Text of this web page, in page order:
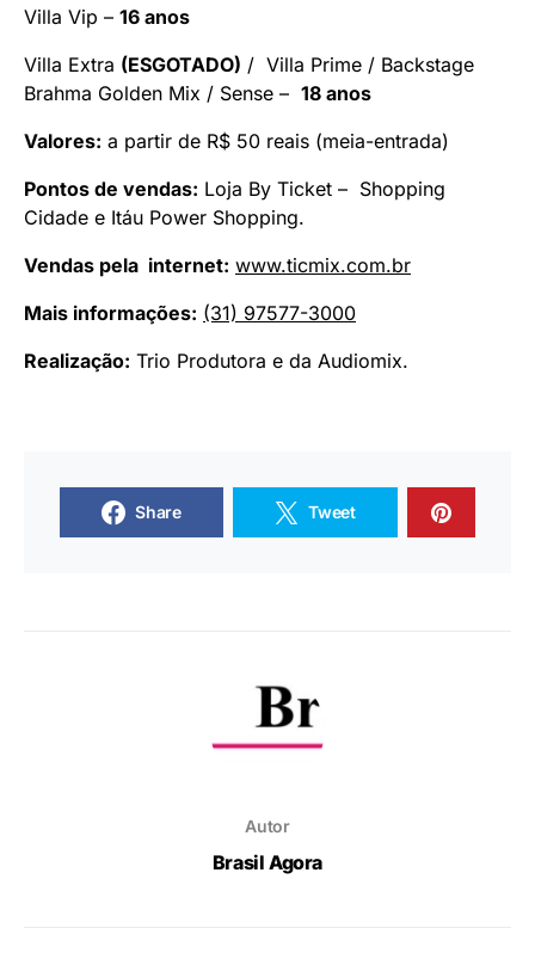
Villa Vip – 16 anos
Villa Extra (ESGOTADO) / Villa Prime / Backstage
Brahma Golden Mix / Sense – 18 anos
Valores: a partir de R$ 50 reais (meia-entrada)
Pontos de vendas: Loja By Ticket – Shopping
Cidade e Itáu Power Shopping.
Vendas pela internet: www.ticmix.com.br
Mais informações: (31) 97577-3000
Realização: Trio Produtora e da Audiomix.
Share Tweet
Autor
Brasil Agora